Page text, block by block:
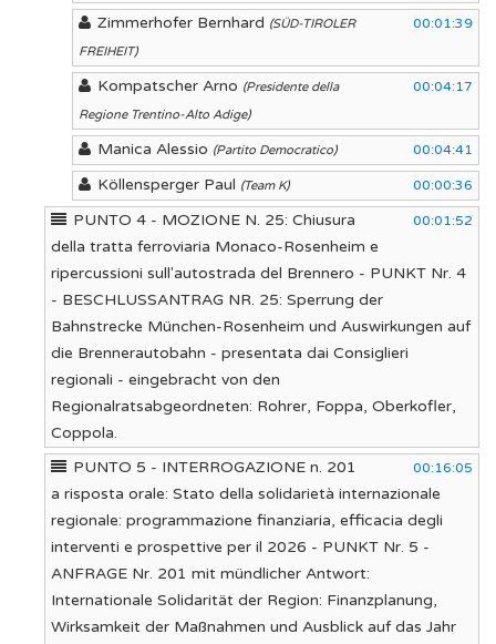
00:01:39
Zimmerhofer Bernhard (SÜD-TIROLER
FREIHEIT)
00:04:17
Kompatscher Arno (Presidente della
Regione Trentino-Alto Adige)
00:04:41
Manica Alessio (Partito Democratico)
00:00:36
Köllensperger Paul (Team K)
00:01:52
PUNTO 4 - MOZIONE N. 25: Chiusura
della tratta ferroviaria Monaco-Rosenheim e
ripercussioni sull'autostrada del Brennero - PUNKT Nr. 4
- BESCHLUSSANTRAG NR. 25: Sperrung der
Bahnstrecke München-Rosenheim und Auswirkungen auf
die Brennerautobahn - presentata dai Consiglieri
regionali - eingebracht von den
Regionalratsabgeordneten: Rohrer, Foppa, Oberkofler,
Coppola.
00:16:05
PUNTO 5 - INTERROGAZIONE n. 201
a risposta orale: Stato della solidarietà internazionale
regionale: programmazione finanziaria, efficacia degli
interventi e prospettive per il 2026 - PUNKT Nr. 5 -
ANFRAGE Nr. 201 mit mündlicher Antwort:
Internationale Solidarität der Region: Finanzplanung,
Wirksamkeit der Maßnahmen und Ausblick auf das Jahr